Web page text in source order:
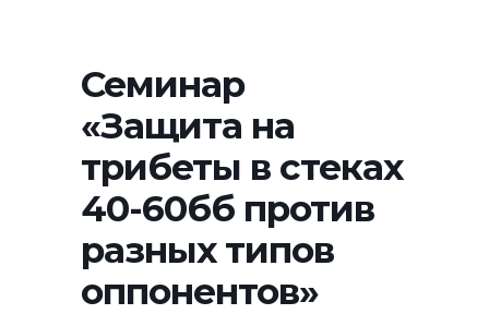
Семинар
«Защита на
трибеты в стеках
40-60бб против
разных типов
оппонентов»